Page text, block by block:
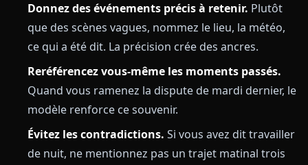
Donnez des événements précis à retenir. Plutôt
que des scènes vagues, nommez le lieu, la météo,
ce qui a été dit. La précision crée des ancres.
Reréférencez vous-même les moments passés.
Quand vous ramenez la dispute de mardi dernier, le
modèle renforce ce souvenir.
Évitez les contradictions. Si vous avez dit travailler
de nuit, ne mentionnez pas un trajet matinal trois